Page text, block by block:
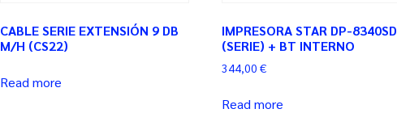
CABLE SERIE EXTENSIÓN 9 DB
M/H (CS22)
Read more
IMPRESORA STAR DP-8340SD
(SERIE) + BT INTERNO
344,00 €
Read more